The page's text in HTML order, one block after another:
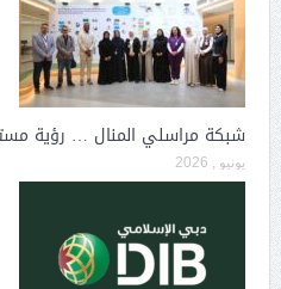
شبكة مراسلي المنال … رؤية
يونيو , 2026